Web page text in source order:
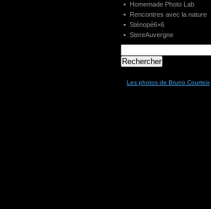
Homemade Photo Lab
Rencontres avec la nature
Sténopé6×6
StereAuvergne
Les photos de Bruno Courteix